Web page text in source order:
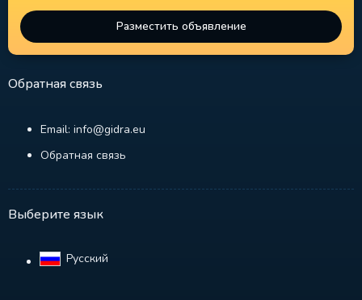
Разместить объявление
Обратная связь
Email: info@gidra.eu
Обратная связь
Выберите язык
Русский‎